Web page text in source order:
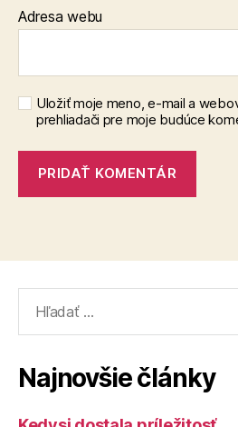
Adresa webu
Uložiť moje meno, e-mail a
prehliadači pre moje budúce
Najnovšie články